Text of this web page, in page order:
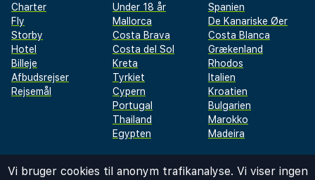
Charter
Fly
Storby
Hotel
Billeje
Afbudsrejser
Rejsemål
Under 18 år
Spanien
Mallorca
De Kanariske Øer
Costa Brava
Costa Blanca
Costa del Sol
Grækenland
Kreta
Rhodos
Tyrkiet
Italien
Cypern
Kroatien
Portugal
Bulgarien
Thailand
Marokko
Egypten
Madeira
Vi bruger cookies til anonym trafikanalyse. Vi viser ingen